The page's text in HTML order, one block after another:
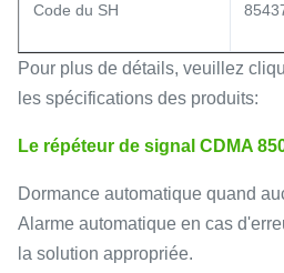
Code du SH
Pour plus de détails, veuillez
les spécifications des produits:
Le répéteur de signal CDMA
Dormance automatique quand
Alarme automatique en cas
la solution appropriée.